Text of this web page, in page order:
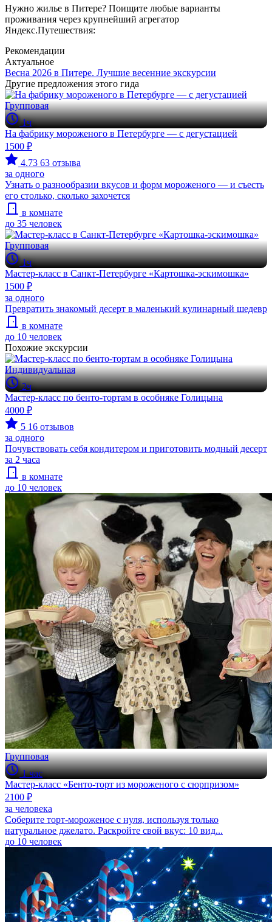
Нужно жилье в Питере? Поищите любые варианты
проживания через крупнейший агрегатор
Яндекс.Путешествия:
Рекомендации
Актуальное
Весна 2026 в Питере. Лучшие весенние экскурсии
Другие предложения этого гида
Групповая
1ч
На фабрику мороженого в Петербурге — с дегустацией
1500 ₽
4.73 63 отзыва
за одного
Узнать о разнообразии вкусов и форм мороженого — и съесть
его столько, сколько захочется
в комнате
до 35 человек
Групповая
1ч
Мастер-класс в Санкт-Петербурге «Картошка-эскимошка»
1500 ₽
за одного
Превратить знакомый десерт в маленький кулинарный шедевр
в комнате
до 10 человек
Похожие экскурсии
Индивидуальная
2ч
Мастер-класс по бенто-тортам в особняке Голицына
4000 ₽
5 16 отзывов
за одного
Почувствовать себя кондитером и приготовить модный десерт
за 2 часа
в комнате
до 10 человек
Групповая
1 час
Мастер-класс «Бенто-торт из мороженого с сюрпризом»
2100 ₽
за человека
Соберите торт-мороженое с нуля, используя только
натуральное джелато. Раскройте свой вкус: 10 вид...
до 10 человек